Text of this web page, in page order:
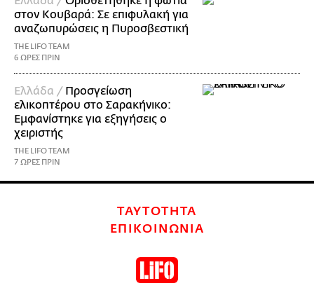
στον Κουβαρά: Σε επιφυλακή για
αναζωπυρώσεις η Πυροσβεστική
THE LIFO TEAM
6 ΩΡΕΣ ΠΡΙΝ
Ελλάδα / Προσγείωση
ελικοπτέρου στο Σαρακήνικο:
Εμφανίστηκε για εξηγήσεις ο
χειριστής
THE LIFO TEAM
7 ΩΡΕΣ ΠΡΙΝ
ΤΑΥΤΟΤΗΤΑ
ΕΠΙΚΟΙΝΩΝΙΑ